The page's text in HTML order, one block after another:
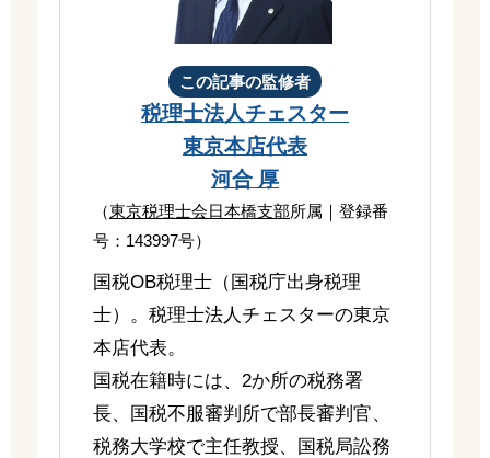
この記事の監修者
税理士法人チェスター
東京本店代表
河合 厚
（東京税理士会日本橋支部所属｜登録番
号：143997号）
国税OB税理士（国税庁出身税理
士）。税理士法人チェスターの東京
本店代表。
国税在籍時には、2か所の税務署
長、国税不服審判所で部長審判官、
税務大学校で主任教授、国税局訟務